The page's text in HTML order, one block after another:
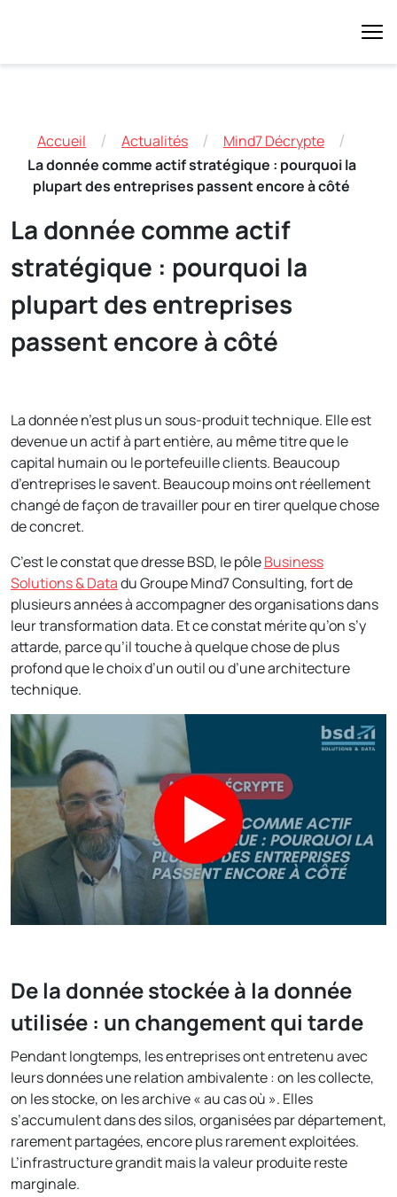
Accueil / Actualités / Mind7 Décrypte /
La donnée comme actif stratégique : pourquoi la
plupart des entreprises passent encore à côté
La donnée comme actif
stratégique : pourquoi la
plupart des entreprises
passent encore à côté
La donnée n’est plus un sous-produit technique. Elle est
devenue un actif à part entière, au même titre que le
capital humain ou le portefeuille clients. Beaucoup
d’entreprises le savent. Beaucoup moins ont réellement
changé de façon de travailler pour en tirer quelque chose
de concret.
C’est le constat que dresse BSD, le pôleBusiness
Solutions & Datadu Groupe Mind7 Consulting, fort de
plusieurs années à accompagner des organisations dans
leur transformation data. Et ce constat mérite qu’on s’y
attarde, parce qu’il touche à quelque chose de plus
profond que le choix d’un outil ou d’une architecture
technique.
De la donnée stockée à la donnée
utilisée : un changement qui tarde
Pendant longtemps, les entreprises ont entretenu avec
leurs données une relation ambivalente : on les collecte,
on les stocke, on les archive « au cas où ». Elles
s’accumulent dans des silos, organisées par département,
rarement partagées, encore plus rarement exploitées.
L’infrastructure grandit mais la valeur produite reste
marginale.